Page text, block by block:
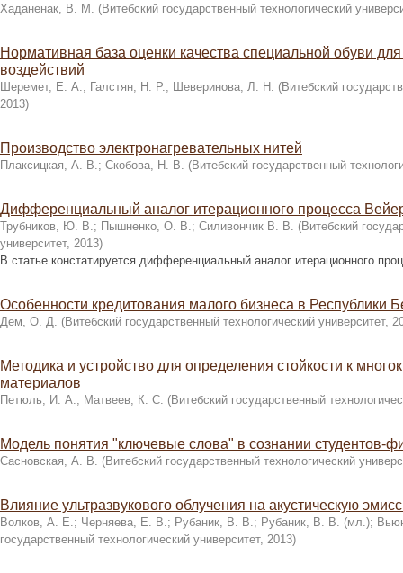
Хаданенак, В. М. (Витебский государственный технологический
Нормативная база оценки качества специальной обуви
воздействий
Шеремет, Е. А.; Галстян, Н. Р.; Шеверинова, Л. Н. (Витебский
2013)
Производство электронагревательных нитей
Плаксицкая, А. В.; Скобова, Н. В. (Витебский государственный
Дифференциальный аналог итерационного процесса
Трубников, Ю. В.; Пышненко, О. В.; Силивончик В. В. (Витебский
университет, 2013)
В статье констатируется дифференциальный аналог итерационного
Особенности кредитования малого бизнеса в Республики
Дем, О. Д. (Витебский государственный технологический университет,
Методика и устройство для определения стойкости к
материалов
Петюль, И. А.; Матвеев, К. С. (Витебский государственный
Модель понятия "ключевые слова" в сознании студентов-
Сасновская, А. В. (Витебский государственный технологический
Влияние ультразвукового облучения на акустическую
Волков, А. Е.; Черняева, Е. В.; Рубаник, В. В.; Рубаник, В. В. (мл.);
государственный технологический университет, 2013)